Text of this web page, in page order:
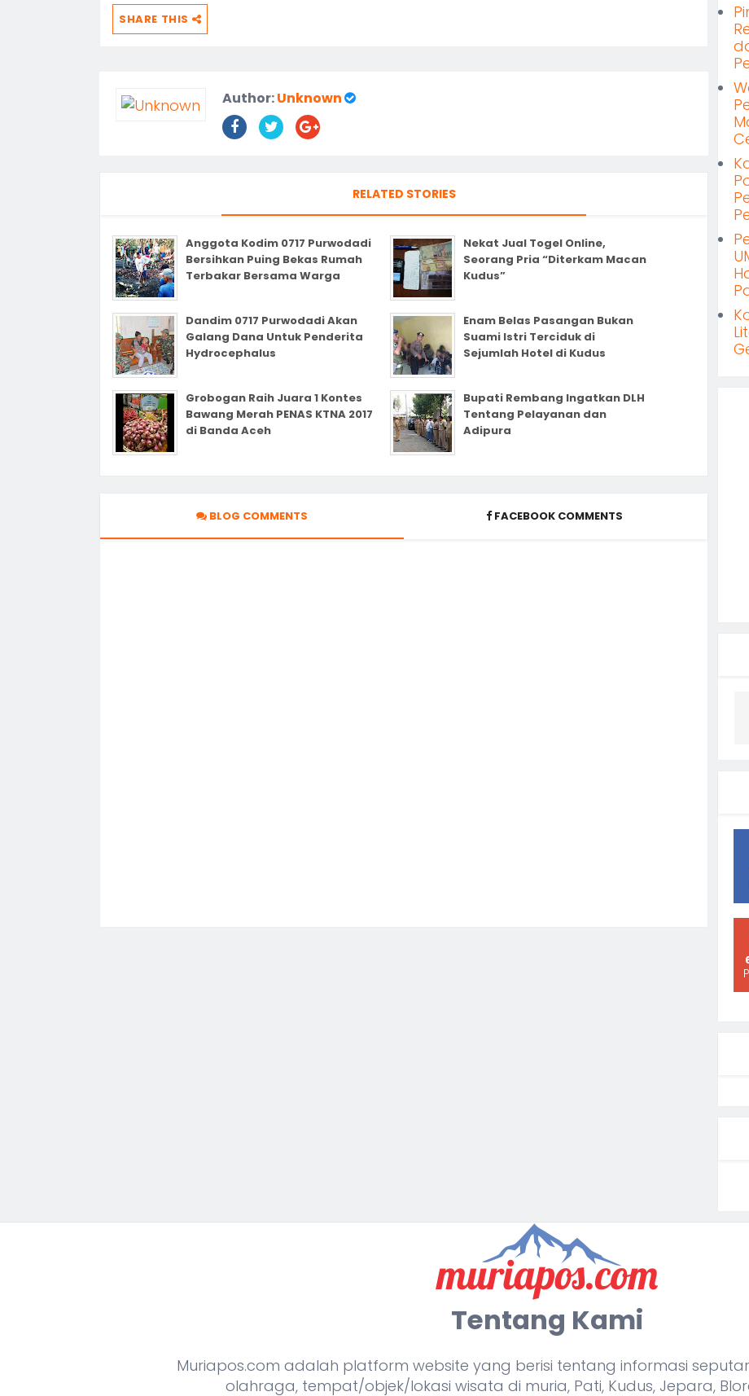
SHARE THIS
Author:Unknown
RELATED STORIES
Anggota Kodim 0717 Purwodadi
Bersihkan Puing Bekas Rumah
Terbakar Bersama Warga
Nekat Jual Togel Online,
Seorang Pria “Diterkam Macan
Kudus”
Dandim 0717 Purwodadi Akan
Galang Dana Untuk Penderita
Hydrocephalus
Enam Belas Pasangan Bukan
Suami Istri Terciduk di
Sejumlah Hotel di Kudus
Grobogan Raih Juara 1 Kontes
Bawang Merah PENAS KTNA 2017
di Banda Aceh
Bupati Rembang Ingatkan DLH
Tentang Pelayanan dan
Adipura
BLOG COMMENTS FACEBOOK COMMENTS
Tentang Kami
Muriapos.com adalah platform website yang berisi tentang informasi
olahraga, tempat/objek/lokasi wisata di muria, Pati, Kudus, Jepara,